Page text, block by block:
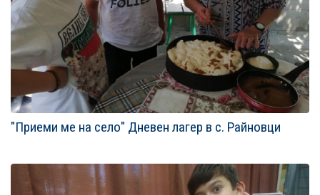
"Приеми ме на село" Дневен лагер в с. Райновци